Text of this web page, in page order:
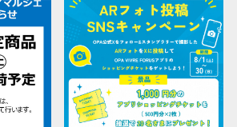
横浜ビ